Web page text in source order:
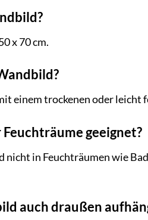
x 70 cm.
einem trockenen oder
geeignet?
nicht in Feuchträumen wie
auch draußen